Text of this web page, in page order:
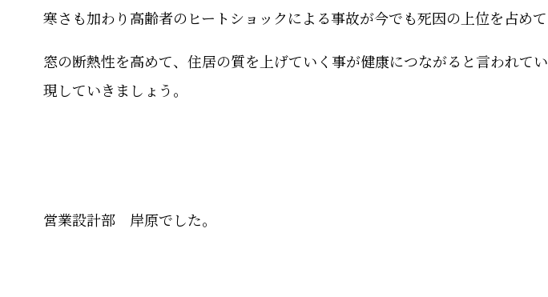
寒さも加わり高齢者のヒートショックによる事故が今でも死因の上位を占めて
窓の断熱性を高めて、住居の質を上げていく事が健康につながると言われ
現していきましょう。
営業設計部 岸原でした。